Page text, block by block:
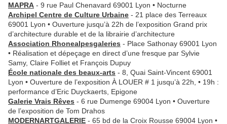
MAPRA - 9 rue Paul Chenavard 69001 Lyon • Nocturne
Archipel Centre de Culture Urbaine - 21 place des Terreaux
69001 Lyon • Ouverture jusqu’à 22h de l’exposition Grand prix
d’architecture durable et de la librairie d’architecture
Association Rhonealpesgaleries - Place Sathonay 69001 Lyon
• Réalisation et dépeçage en direct d’une fresque par Sylvie
Samy, Claire Folliet et François Dupuy
École nationale des beaux-arts - 8, Quai Saint-Vincent 69001
Lyon • Ouverture de l’exposition À LOUER # 1 jusqu’à 22h, • 19h :
performance d’Eric Duyckaerts, Epigone
Galerie Vrais Rêves - 6 rue Dumenge 69004 Lyon • Ouverture
de l’exposition de Tom Drahos
MODERNARTGALERIE - 65 bd de la Croix Rousse 69004 Lyon •